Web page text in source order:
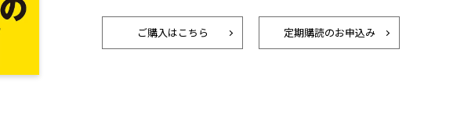
ご購入はこちら 定期購読のお申込み